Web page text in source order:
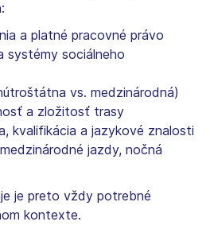
a platné pracovné právo
systémy sociálneho
vs. medzinárodná)
a zložitosť trasy
kvalifikácia a jazykové znalosti
jazdy, nočná
je preto vždy potrebné
kontexte.